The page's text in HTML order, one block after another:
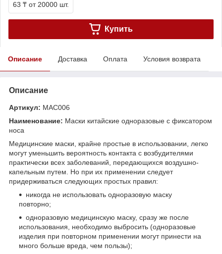
63 ₸ от 20000 шт.
Купить
Описание Доставка Оплата Условия возврата
Описание
Артикул: МАС006
Наименование: Маски китайские одноразовые с фиксатором
носа
Медицинские маски, крайне простые в использовании, легко
могут уменьшить вероятность контакта с возбудителями
практически всех заболеваний, передающихся воздушно-
капельным путем. Но при их применении следует
придерживаться следующих простых правил:
никогда не использовать одноразовую маску
повторно;
одноразовую медицинскую маску, сразу же после
использования, необходимо выбросить (одноразовые
изделия при повторном применении могут принести на
много больше вреда, чем пользы);